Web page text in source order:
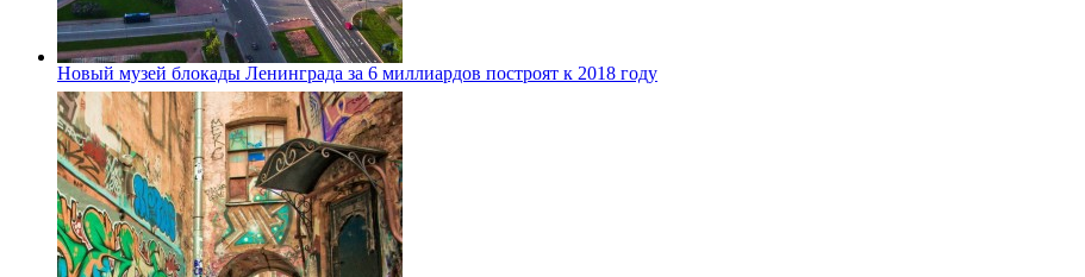
Новый музей блокады Ленинграда за 6 миллиардов построят к 2018 году